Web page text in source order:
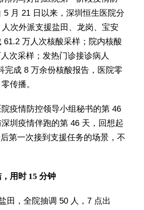
5 月 21 日以来，深圳恒生医院分
人次外派支援盐田、龙岗、宝安
61.2 万人次核酸采样；院内核酸
次采样；发热门诊接诊病人
完成 8 万余份核酸报告，医院零
传播。
疫情防控领导小组秘书的第 46
圳疫情伴跑的第 46 天，回想起
第一次接到支援任务的场景，不
用时 15 分钟
田，全院抽调 50 人，7 点出